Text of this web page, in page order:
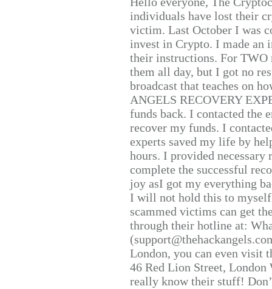
individuals have lost their
victim. Last October I was
invest in Crypto. I made
their instructions. For TWO
them all day, but I got no
broadcast that teaches on
ANGELS RECOVERY
funds back. I contacted the
recover my funds. I
experts saved my life by
hours. I provided
complete the successful
joy asI got my everything
I will not hold this to
scammed victims can get
through their hotline at:
London, you can even visit
46 Red Lion Street, London
really know their stuff!